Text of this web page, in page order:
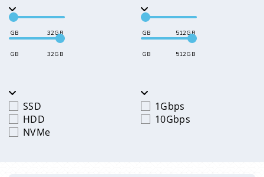
GB 32GB
GB 32GB
GB 512GB
GB 512GB
SSD
HDD
NVMe
1Gbps
10Gbps